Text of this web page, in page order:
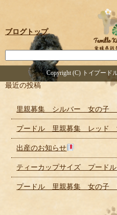
Copyright (C) トイプード
ブログトップ
最近の投稿
里親募集 シルバー 女の子
プードル 里親募集 レッド
出産のお知らせ
ティーカップサイズ プード
プードル 里親募集 女の子